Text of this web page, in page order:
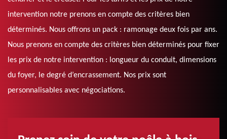
intervention notre prenons en compte des critères bien
déterminés. Nous offrons un pack : ramonage deux fois par ans.
Nous prenons en compte des critères bien déterminés pour fixer
les prix de notre intervention : longueur du conduit, dimensions
du foyer, le degré d’encrassement. Nos prix sont
personnalisables avec négociations.